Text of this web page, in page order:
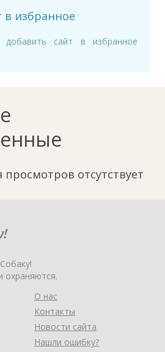
в избранное
сайт в избранное
отсутствует
охраняются.
О нас
Контакты
Новости сайта
Нашли ошибку?